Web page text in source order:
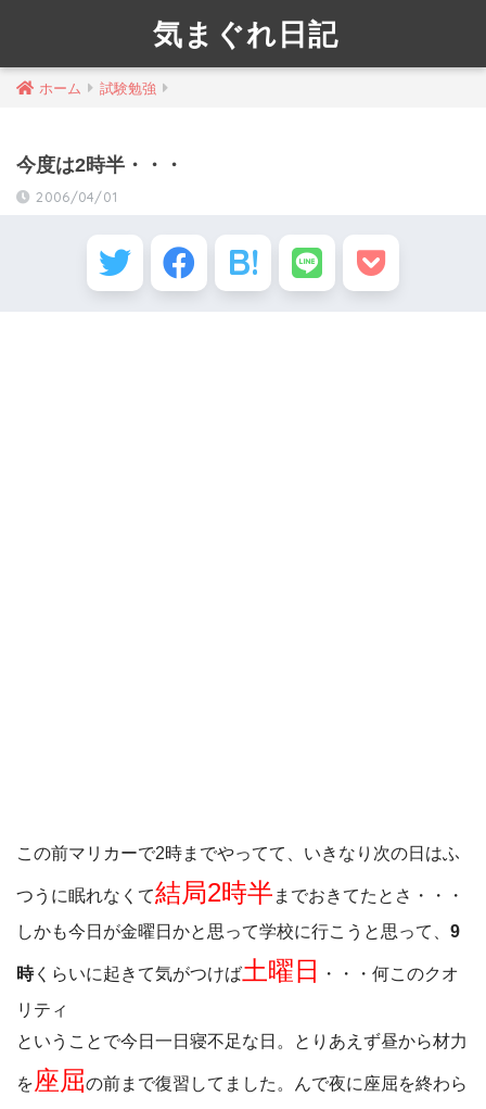
気まぐれ日記
ホーム 試験勉強
今度は2時半・・・
2006/04/01
この前マリカーで2時までやってて、いきなり次の日はふ
つうに眠れなくて結局2時半 までおきてたとさ・・・
しかも今日が金曜日かと思って学校に行こうと思って、 9
時くらいに起きて気がつけば土曜日
・・・何このクオ
リティ
ということで今日一日寝不足な日。とりあえず昼から材力
を座屈の前まで復習してました。んで夜に座屈を終わら